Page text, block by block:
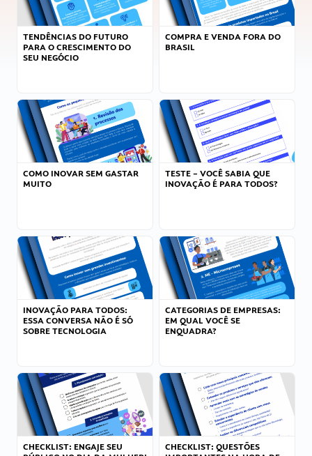
TENDÊNCIAS DO FUTURO
PARA O CRESCIMENTO DO
SEU NEGÓCIO
COMPRA E VENDA FORA DO
BRASIL
COMO INOVAR SEM GASTAR
MUITO
TESTE – VOCÊ SABIA QUE
INOVAÇÃO É PARA TODOS?
INOVAÇÃO PARA TODOS:
ESSA CONVERSA NÃO É SÓ
SOBRE TECNOLOGIA
CATEGORIAS DE EMPRESAS:
EM QUAL VOCÊ SE
ENQUADRA?
CHECKLIST: ENGAJE SEU
CHECKLIST: QUESTÕES